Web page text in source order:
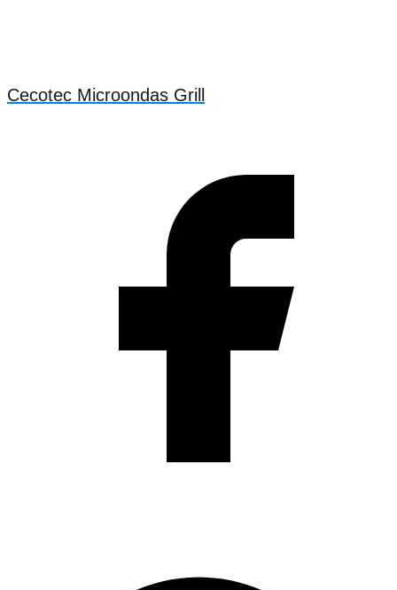
Cecotec Microondas Grill